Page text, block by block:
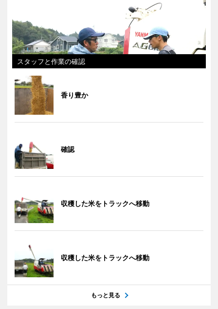
スタッフと作業の確認
香り豊か
確認
収穫した米をトラックへ移動
収穫した米をトラックへ移動
もっと見る